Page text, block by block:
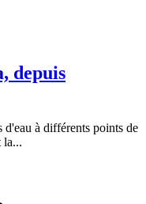
depuis
d'eau à différents points de
la...